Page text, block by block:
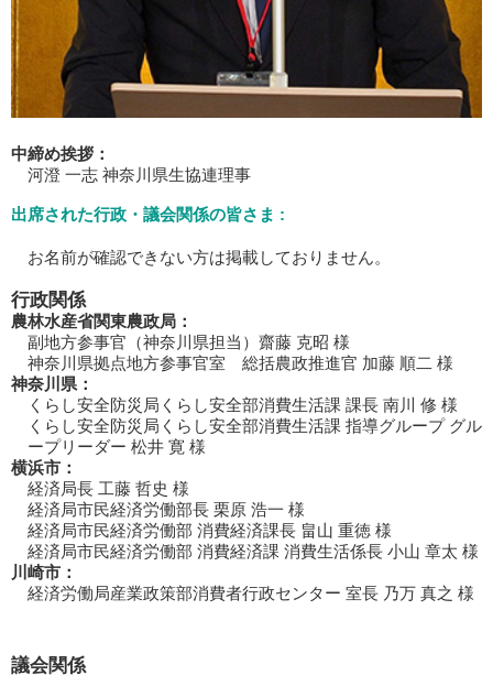
中締め挨拶：
河澄 一志 神奈川県生協連理事
出席された行政・議会関係の皆さま :
お名前が確認できない方は掲載しておりません。
行政関係
農林水産省関東農政局：
副地方参事官（神奈川県担当）齋藤 克昭 様
神奈川県拠点地方参事官室 総括農政推進官 加藤 順二 様
神奈川県：
くらし安全防災局くらし安全部消費生活課 課長 南川 修 様
くらし安全防災局くらし安全部消費生活課 指導グループ グル
ープリーダー 松井 寛 様
横浜市：
経済局長 工藤 哲史 様
経済局市民経済労働部長 栗原 浩一 様
経済局市民経済労働部 消費経済課長 畠山 重徳 様
経済局市民経済労働部 消費経済課 消費生活係長 小山 章太 様
川崎市：
経済労働局産業政策部消費者行政センター 室長 乃万 真之 様
議会関係